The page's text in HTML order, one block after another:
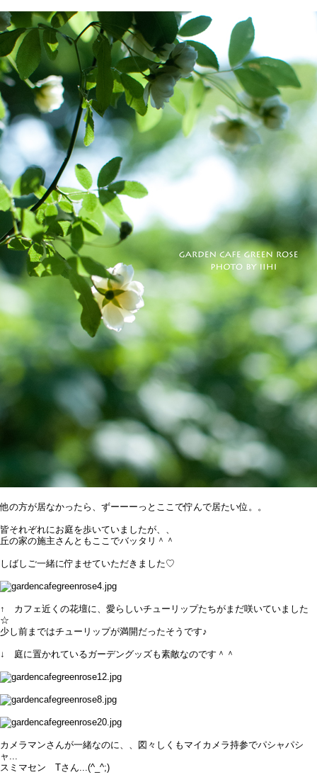
他の方が居なかったら、ずーーーっとここで佇んで居たい位。。
皆それぞれにお庭を歩いていましたが、、
丘の家の施主さんともここでバッタリ＾＾
しばしご一緒に佇ませていただきました♡
↑ カフェ近くの花壇に、愛らしいチューリップたちがまだ咲いていました
☆
少し前まではチューリップが満開だったそうです♪
↓ 庭に置かれているガーデングッズも素敵なのです＾＾
カメラマンさんが一緒なのに、、図々しくもマイカメラ持参でパシャパシ
ャ...
スミマセン Tさん...(^_^;)